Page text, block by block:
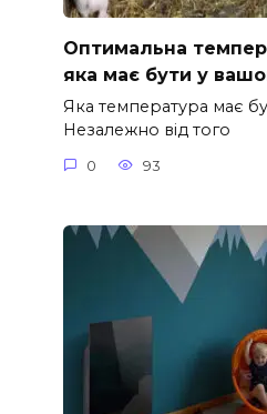
Оптимальна
яка має бути у
Яка температура має
Незалежно від того
0 93